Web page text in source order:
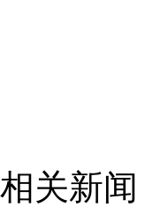
相关新闻